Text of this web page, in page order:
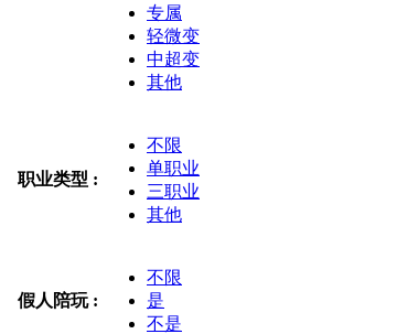
专属
轻微变
中超变
其他
职业类型 :
不限
单职业
三职业
其他
假人陪玩 :
不限
是
不是